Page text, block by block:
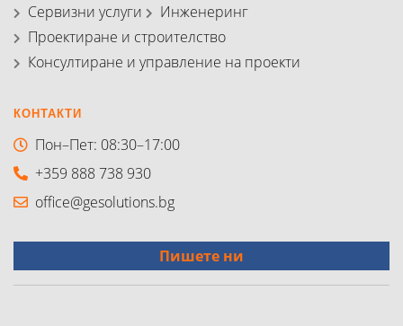
Сервизни услуги
Инженеринг
Проектиране и строителство
Консултиране и управление на проекти
КОНТАКТИ
Пон–Пет: 08:30–17:00
+359 888 738 930
office@gesolutions.bg
Пишете ни